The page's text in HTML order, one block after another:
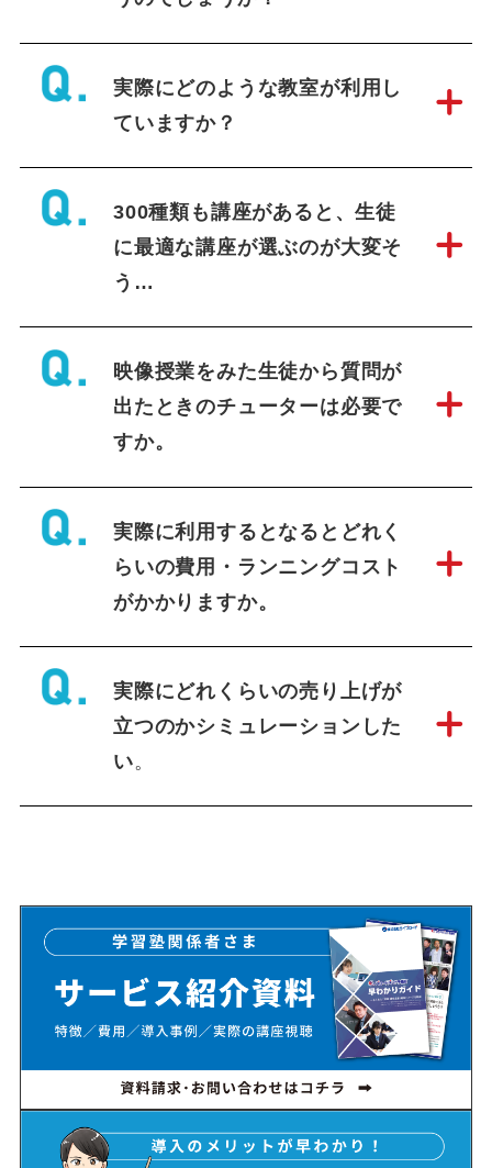
化学院校の事例
塾･予備校関係者向け
【岡山大学合格】ブロヨビで共
に合格した生徒の体験記
2026年6月4日 生徒・保護者向け
実際にどのような教室が利用し
ていますか？
300種類も講座があると、生徒
に最適な講座が選ぶのが大変そ
う…
映像授業をみた生徒から質問が
出たときのチューターは必要で
すか。
実際に利用するとなるとどれく
らいの費用・ランニングコスト
がかかりますか。
実際にどれくらいの売り上げが
立つのかシミュレーションした
い。